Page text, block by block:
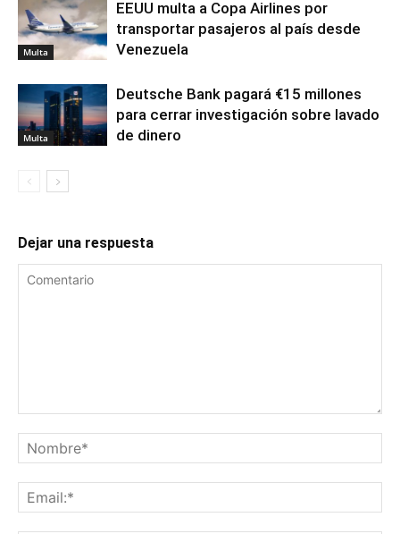
Multa
EEUU multa a Copa Airlines por
transportar pasajeros al país desde
Venezuela
Multa
Deutsche Bank pagará €15 millones
para cerrar investigación sobre lavado
de dinero
Dejar una respuesta